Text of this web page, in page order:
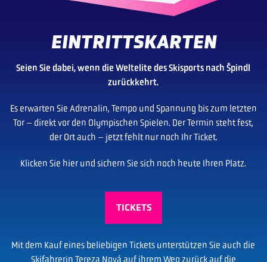
EINTRITTSKARTEN
Seien Sie dabei, wenn die Weltelite des Skisports nach Špindl
zurückkehrt.
Es erwarten Sie Adrenalin, Tempo und Spannung bis zum letzten
Tor – direkt vor den Olympischen Spielen. Der Termin steht fest,
der Ort auch – jetzt fehlt nur noch Ihr Ticket.
Klicken Sie hier und sichern Sie sich noch heute Ihren Platz.
TICKETS
Mit dem Kauf eines beliebigen Tickets unterstützen Sie auch die
Skifahrerin Tereza Nová auf ihrem Weg zurück auf die